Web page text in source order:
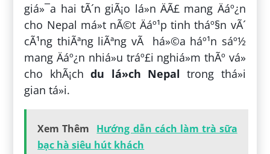
giá»¯a hai tÃ´n giÃ¡o lá»n ÄÃ£ mang Äáº¿n
cho Nepal má»t nÃ©t Äáº¹p tinh tháº§n vÃ´
cÃ¹ng thiÃªng liÃªng vÃ há»©a háº¹n sáº½
mang Äáº¿n nhiá»u tráº£i nghiá»m thÃº vá»
cho khÃ¡chdu lá»ch Nepal trong thá»i
gian tá»i.
Xem Thêm
Hướng dẫn cách làm trà sữa
bạc hà siêu hút khách